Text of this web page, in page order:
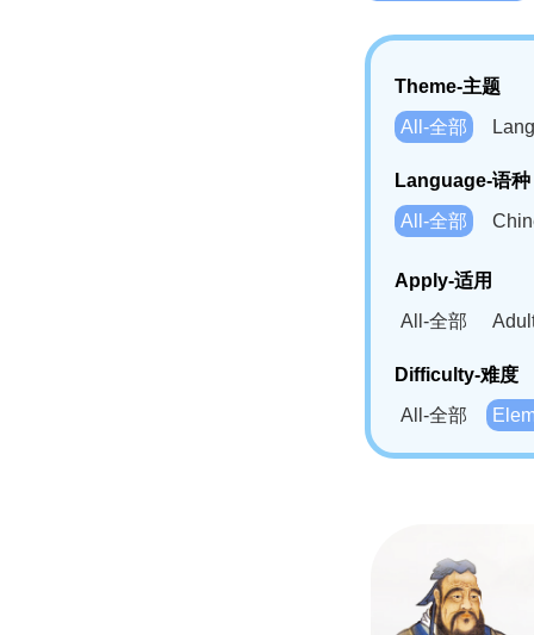
Theme-主题
All-全部
Language-语种
All-全部
Bahasa
Swahili(SW)-
Apply-适用
All-全部
Difficulty-难度
All-全部